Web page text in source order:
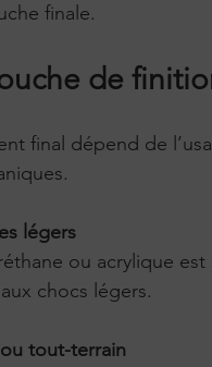
finale.
de
final dépend de
légers
chocs légers.
tout-terrain